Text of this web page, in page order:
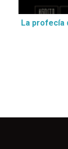
La profecía